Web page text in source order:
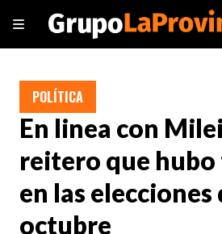
En linea con
reitero que hubo
en las elecciones
octubre
POLÍTICA